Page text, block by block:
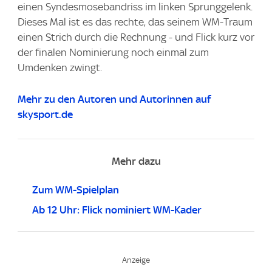
einen Syndesmosebandriss im linken Sprunggelenk.
Dieses Mal ist es das rechte, das seinem WM-Traum
einen Strich durch die Rechnung - und Flick kurz vor
der finalen Nominierung noch einmal zum
Umdenken zwingt.
Mehr zu den Autoren und Autorinnen auf
skysport.de
Mehr dazu
Zum WM-Spielplan
Ab 12 Uhr: Flick nominiert WM-Kader